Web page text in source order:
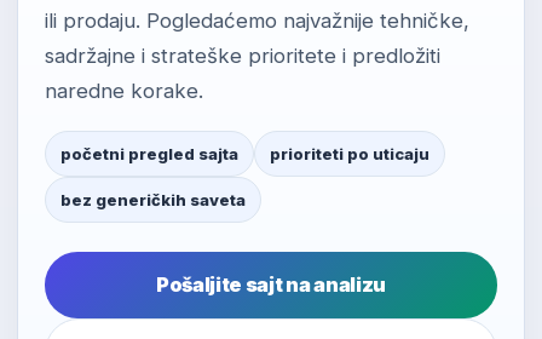
ili prodaju. Pogledaćemo najvažnije tehničke,
sadržajne i strateške prioritete i predložiti
naredne korake.
početni pregled sajta prioriteti po uticaju
bez generičkih saveta
Pošaljite sajt na analizu